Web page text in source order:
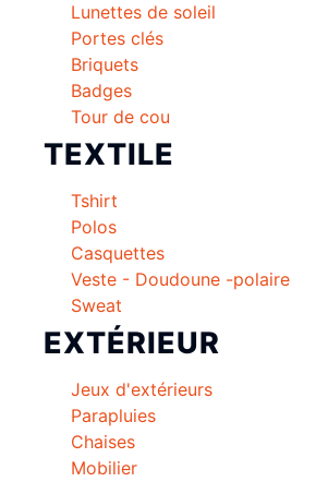
Lunettes de soleil
Portes clés
Briquets
Badges
Tour de cou
TEXTILE
Tshirt
Polos
Casquettes
Veste - Doudoune -polaire
Sweat
EXTÉRIEUR
Jeux d'extérieurs
Parapluies
Chaises
Mobilier